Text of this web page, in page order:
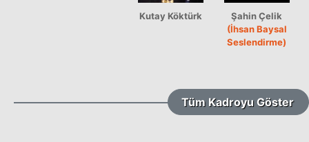
Kutay Köktürk
Şahin Çelik
(İhsan Baysal
Seslendirme)
Tüm Kadroyu Göster